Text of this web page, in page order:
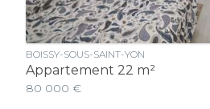
BOISSY-SOUS-SAINT-YON
Appartement 22 m²
80 000 €